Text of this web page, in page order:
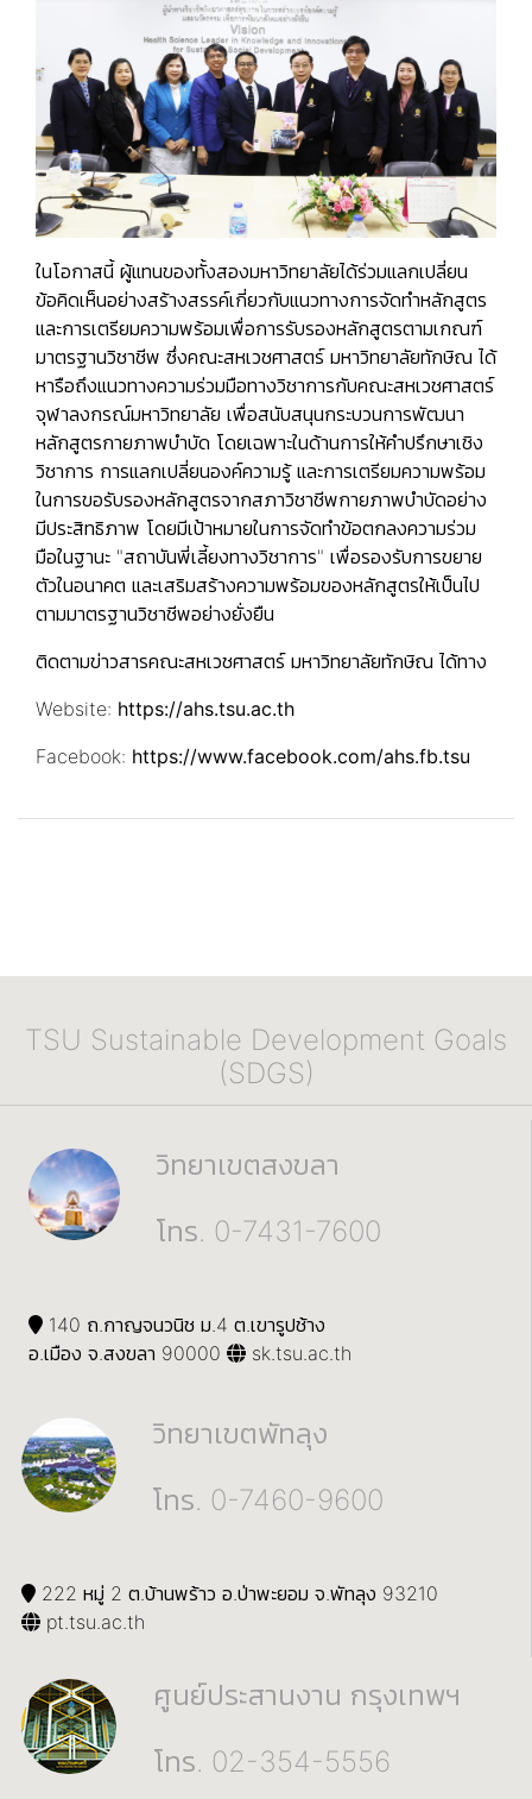
ในโอกาสนี้ ผู้แทนของทั้งสองมหาวิทยาลัยได้ร่วมแลกเปลี่ยน
ข้อคิดเห็นอย่างสร้างสรรค์เกี่ยวกับแนวทางการจัดทำหลักสูตร
และการเตรียมความพร้อมเพื่อการรับรองหลักสูตรตามเกณฑ์
มาตรฐานวิชาชีพ ซึ่งคณะสหเวชศาสตร์ มหาวิทยาลัยทักษิณ ได้
หารือถึงแนวทางความร่วมมือทางวิชาการกับคณะสหเวชศาสตร์
จุฬาลงกรณ์มหาวิทยาลัย เพื่อสนับสนุนกระบวนการพัฒนา
หลักสูตรกายภาพบำบัด โดยเฉพาะในด้านการให้คำปรึกษาเชิง
วิชาการ การแลกเปลี่ยนองค์ความรู้ และการเตรียมความพร้อม
ในการขอรับรองหลักสูตรจากสภาวิชาชีพกายภาพบำบัดอย่าง
มีประสิทธิภาพ โดยมีเป้าหมายในการจัดทำข้อตกลงความร่วม
มือในฐานะ "สถาบันพี่เลี้ยงทางวิชาการ" เพื่อรองรับการขยาย
ตัวในอนาคต และเสริมสร้างความพร้อมของหลักสูตรให้เป็นไป
ตามมาตรฐานวิชาชีพอย่างยั่งยืน
ติดตามข่าวสารคณะสหเวชศาสตร์ มหาวิทยาลัยทักษิณ ได้ทาง
Website: https://ahs.tsu.ac.th
Facebook: https://www.facebook.com/ahs.fb.tsu
TSU Sustainable Development Goals
(SDGS)
วิทยาเขตสงขลา
โทร. 0-7431-7600
140 ถ.กาญจนวนิช ม.4 ต.เขารูปช้าง
อ.เมือง จ.สงขลา 90000
sk.tsu.ac.th
วิทยาเขตพัทลุง
โทร. 0-7460-9600
222 หมู่ 2 ต.บ้านพร้าว อ.ป่าพะยอม จ.พัทลุง 93210
pt.tsu.ac.th
ศูนย์ประสานงาน กรุงเทพฯ
โทร. 02-354-5556